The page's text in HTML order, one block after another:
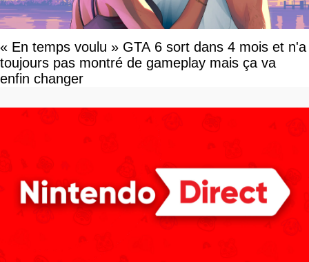
« En temps voulu » GTA 6 sort dans 4 mois et n'a
toujours pas montré de gameplay mais ça va
enfin changer